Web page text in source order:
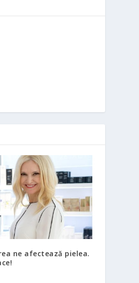
ne afectează pielea.